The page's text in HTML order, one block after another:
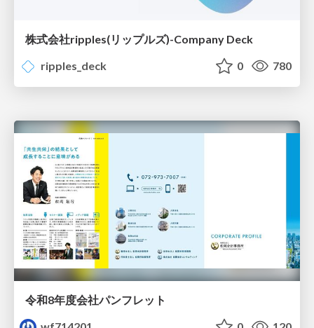
株式会社ripples(リップルズ)-Company Deck
ripples_deck
0 780
令和8年度会社パンフレット